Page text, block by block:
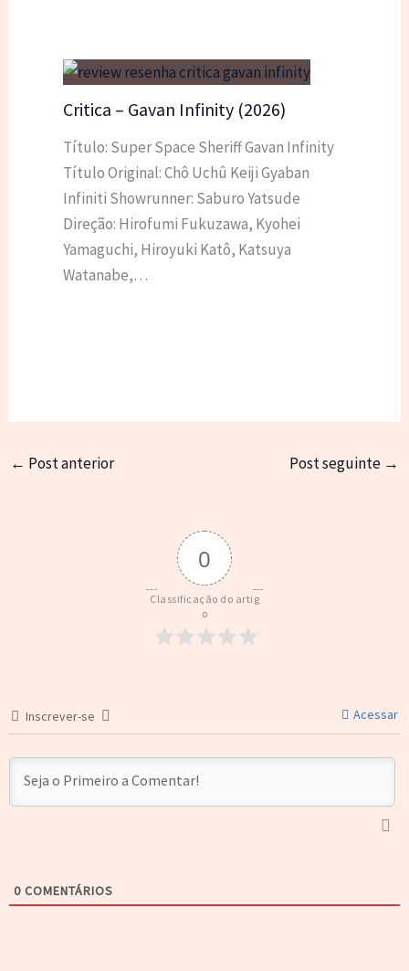
Critica – Gavan Infinity (2026)
Título: Super Space Sheriff Gavan Infinity
Título Original: Chô Uchû Keiji Gyaban
Infiniti Showrunner: Saburo Yatsude
Direção: Hirofumi Fukuzawa, Kyohei
Yamaguchi, Hiroyuki Katô, Katsuya
Watanabe,…
← Post anterior Post seguinte →
0
Classificação do artig
o
Inscrever-se Acessar
0 COMENTÁRIOS